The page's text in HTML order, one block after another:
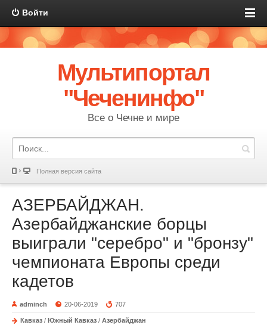
Войти
Мультипортал
"Чеченинфо"
Все о Чечне и мире
Полная версия сайта
АЗЕРБАЙДЖАН.
Азербайджанские борцы
выиграли "серебро" и "бронзу"
чемпионата Европы среди
кадетов
adminch 20-06-2019 707
Кавказ / Южный Кавказ / Азербайджан